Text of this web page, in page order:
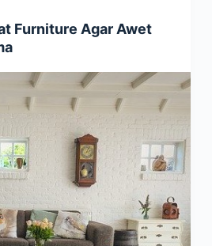
Furniture Agar Awet